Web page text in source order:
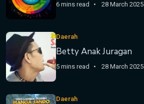
6 mins read 28 March 2025
Daerah
Betty Anak Juragan
5 mins read 28 March 2025
Daerah